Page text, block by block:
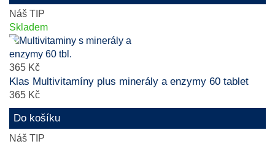
Náš TIP
Skladem
365 Kč
Klas Multivitamíny plus minerály a enzymy 60 tablet
365 Kč
Do košíku
Náš TIP